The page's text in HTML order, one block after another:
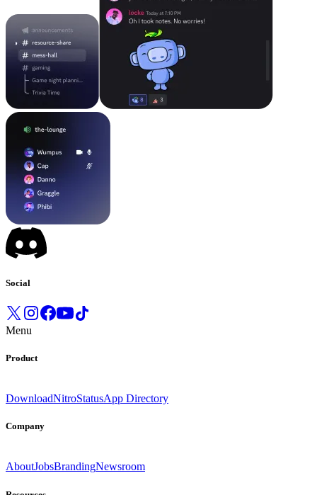
Social
Menu
Product
DownloadNitroStatusApp Directory
Company
AboutJobsBrandingNewsroom